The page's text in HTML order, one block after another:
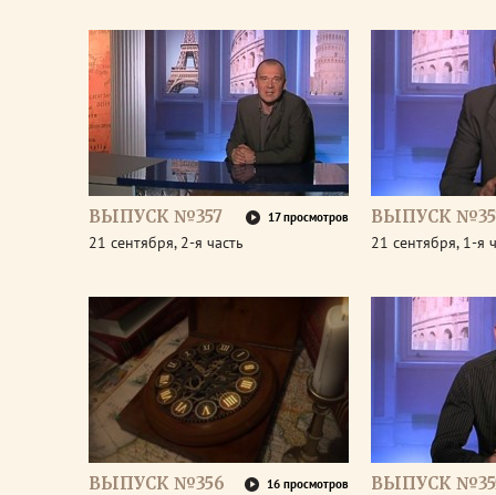
ВЫПУСК №357 17 просмотров
21 сентября, 2-я часть
ВЫПУСК
21 сентября, 1-я
ВЫПУСК №356 16 просмотров ВЫПУСК